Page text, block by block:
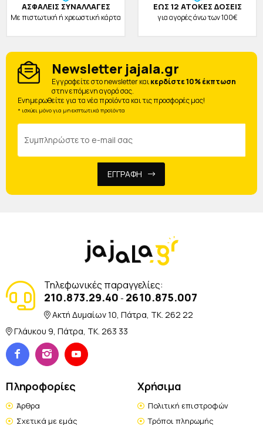
ΑΣΦΑΛΕΙΣ ΣΥΝΑΛΛΑΓΕΣ
Με πιστωτική ή χρεωστική κάρτα
ΕΩΣ 12 ΑΤΟΚΕΣ ΔΟΣΕΙΣ
για αγορές άνω των 100€
Newsletter jajala.gr
Eγγραφείτε στο newsletter καικερδίστε 10% έκπτωση
στην επόμενη αγορά σας.
Ενημερωθείτε για τα νέα προϊόντα και τις προσφορές μας!
* ισχύει μόνο για μη εκπτωτικά προϊόντα
ΕΓΓΡΑΦΗ
Τηλεφωνικές παραγγελίες:
210.873.29.40 - 2610.875.007
Ακτή Δυμαίων 10, Πάτρα, TK. 262 22
Γλάυκου 9, Πάτρα, TK. 263 33
Πληροφορίες
Άρθρα
Σχετικά με εμάς
Χρήσιμα
Πολιτική επιστροφών
Τρόποι πληρωμής